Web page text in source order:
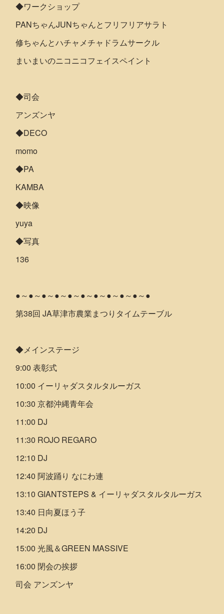
◆ワークショップ
PANちゃんJUNちゃんとフリフリアサラト
修ちゃんとハチャメチャドラムサークル
まいまいのニコニコフェイスペイント
◆司会
アンズンヤ
◆DECO
momo
◆PA
KAMBA
◆映像
yuya
◆写真
136
●～●～●～●～●～●～●～●～●～●～●
第38回 JA草津市農業まつりタイムテーブル
◆メインステージ
9:00 表彰式
10:00 イーリャダスタルタルーガス
10:30 京都沖縄青年会
11:00 DJ
11:30 ROJO REGARO
12:10 DJ
12:40 阿波踊り なにわ連
13:10 GIANTSTEPS & イーリャダスタルタルーガス
13:40 日向夏ほう子
14:20 DJ
15:00 光風＆GREEN MASSIVE
16:00 閉会の挨拶
司会 アンズンヤ